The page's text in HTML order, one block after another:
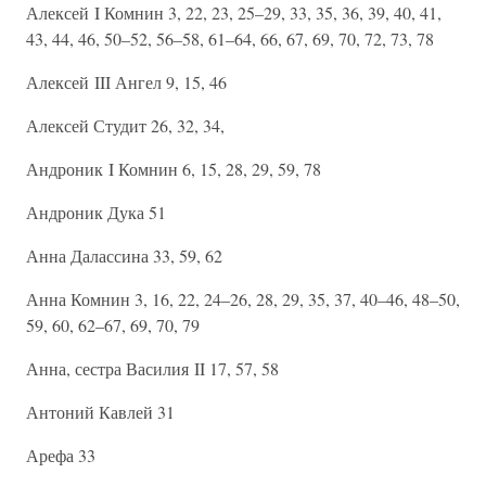
Алексей I Комнин 3, 22, 23, 25–29, 33, 35, 36, 39, 40, 41,
43, 44, 46, 50–52, 56–58, 61–64, 66, 67, 69, 70, 72, 73, 78
Алексей III Ангел 9, 15, 46
Алексей Студит 26, 32, 34,
Андроник I Комнин 6, 15, 28, 29, 59, 78
Андроник Дука 51
Анна Далассина 33, 59, 62
Анна Комнин 3, 16, 22, 24–26, 28, 29, 35, 37, 40–46, 48–50,
59, 60, 62–67, 69, 70, 79
Анна, сестра Василия II 17, 57, 58
Антоний Кавлей 31
Арефа 33